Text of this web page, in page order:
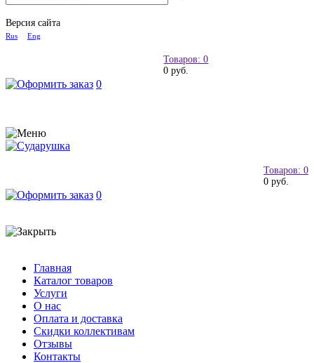
Версия сайта
Rus Eng
Товаров: 0
0 руб.
0
Товаров: 0
0 руб.
0
Главная
Каталог товаров
Услуги
О нас
Оплата и доставка
Скидки коллективам
Отзывы
Контакты